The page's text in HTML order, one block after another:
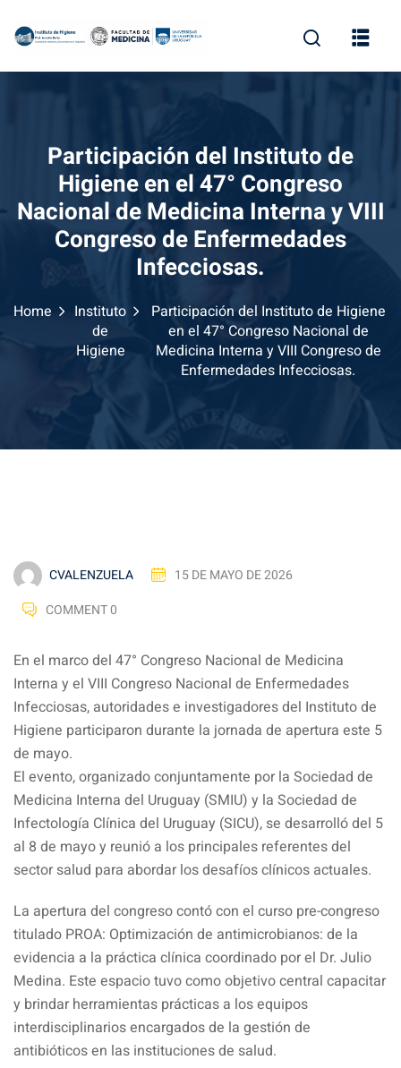
Participación del Instituto de
Higiene en el 47° Congreso
Nacional de Medicina Interna y VIII
Congreso de Enfermedades
Infecciosas.
Home
Instituto
de
Higiene
Participación del Instituto de Higiene
en el 47° Congreso Nacional de
Medicina Interna y VIII Congreso de
Enfermedades Infecciosas.
CVALENZUELA
15 DE MAYO DE 2026
COMMENT 0
En el marco del 47° Congreso Nacional de Medicina
Interna y el VIII Congreso Nacional de Enfermedades
Infecciosas, autoridades e investigadores del Instituto de
Higiene participaron durante la jornada de apertura este 5
de mayo.
El evento, organizado conjuntamente por la Sociedad de
Medicina Interna del Uruguay (SMIU) y la Sociedad de
Infectología Clínica del Uruguay (SICU), se desarrolló del 5
al 8 de mayo y reunió a los principales referentes del
sector salud para abordar los desafíos clínicos actuales.
La apertura del congreso contó con el curso pre-congreso
titulado PROA: Optimización de antimicrobianos: de la
evidencia a la práctica clínica coordinado por el Dr. Julio
Medina. Este espacio tuvo como objetivo central capacitar
y brindar herramientas prácticas a los equipos
interdisciplinarios encargados de la gestión de
antibióticos en las instituciones de salud.